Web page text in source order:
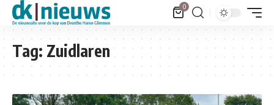
0
Tag: Zuidlaren